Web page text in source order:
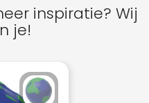
inspiratie? Wij
je!